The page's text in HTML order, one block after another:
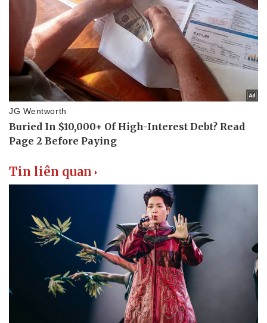
Doanh nghiệp 24h
Doanh nhân
Vì cộng đồng
Tin Công nghệ
Trải nghiệm
Chuyển đổi số
Tin liên quan